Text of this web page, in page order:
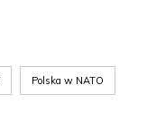
Polska w NATO